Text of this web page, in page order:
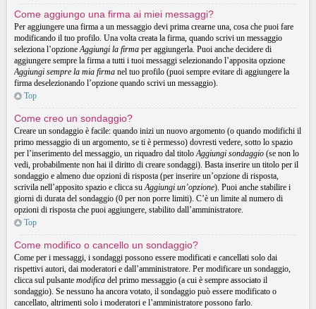
Come aggiungo una firma ai miei messaggi?
Per aggiungere una firma a un messaggio devi prima crearne una, cosa che puoi fare
modificando il tuo profilo. Una volta creata la firma, quando scrivi un messaggio
seleziona l’opzioneAggiungi la firma per aggiungerla. Puoi anche decidere di
aggiungere sempre la firma a tutti i tuoi messaggi selezionando l’apposita opzione
Aggiungi sempre la mia firma nel tuo profilo (puoi sempre evitare di aggiungere la
firma deselezionando l’opzione quando scrivi un messaggio).
Top
Come creo un sondaggio?
Creare un sondaggio è facile: quando inizi un nuovo argomento (o quando modifichi il
primo messaggio di un argomento, se ti è permesso) dovresti vedere, sotto lo spazio
per l’inserimento del messaggio, un riquadro dal titoloAggiungi sondaggio (se non lo
vedi, probabilmente non hai il diritto di creare sondaggi). Basta inserire un titolo per il
sondaggio e almeno due opzioni di risposta (per inserire un’opzione di risposta,
scrivila nell’apposito spazio e clicca suAggiungi un’opzione). Puoi anche stabilire i
giorni di durata del sondaggio (0 per non porre limiti). C’è un limite al numero di
opzioni di risposta che puoi aggiungere, stabilito dall’amministratore.
Top
Come modifico o cancello un sondaggio?
Come per i messaggi, i sondaggi possono essere modificati e cancellati solo dai
rispettivi autori, dai moderatori e dall’amministratore. Per modificare un sondaggio,
clicca sul pulsante modifica del primo messaggio (a cui è sempre associato il
sondaggio). Se nessuno ha ancora votato, il sondaggio può essere modificato o
cancellato, altrimenti solo i moderatori e l’amministratore possono farlo.